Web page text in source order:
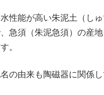
性能が高い朱泥土（し
急須（朱泥急須）の産
。
の由来も陶磁器に関係し